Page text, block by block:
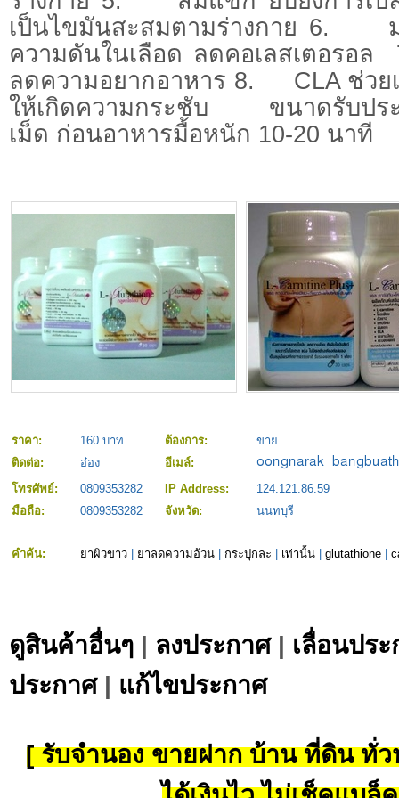
เป็นไขมันสะสมตามร่างกาย 6.
ความดันในเลือด ลดคอเลสเตอร
ลดความอยากอาหาร 8. CLA ช่วยเ
ให้เกิดความกระชับ ขนาดรับปร
เม็ด ก่อนอาหารมื้อหนัก 10-20 นาที
ราคา: 160 บาท ต้องการ:
ขาย
ติดต่อ:
อ๋อง
อีเมล์:
โทรศัพย์:
0809353282 IP Address:
124.121.86.59
มือถือ:
0809353282 จังหวัด: นนทบุรี
คำค้น: ยาผิวขาว ยาลดความอ้วน กระปุกละ เท่านั้น glutathione
ดูสินค้าอื่นๆ | ลงประกาศ| เลื่อนปร
ประกาศ| แก้ไขประกาศ
[ รับจำนอง ขายฝาก บ้าน ที่ดิน ทั่ว